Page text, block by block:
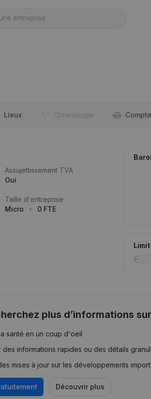
Lieux Chronologie
Assujettissement TVA
Oui
Taille d'entreprise
Micro
0 FTE
plus d’informations
santé en un coup d'oeil
des informations rapides ou des détails
mises à jour sur les développements
Découvrir plus